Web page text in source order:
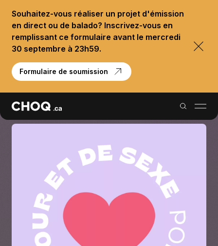
Souhaitez-vous réaliser un projet d'émission
en direct ou de balado? Inscrivez-vous en
remplissant ce formulaire avant le mercredi
30 septembre à 23h59.
Formulaire de soumission
Balados
Reportages
Palmarès
À propos